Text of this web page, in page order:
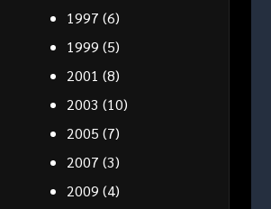
1997 (6)
1999 (5)
2001 (8)
2003 (10)
2005 (7)
2007 (3)
2009 (4)